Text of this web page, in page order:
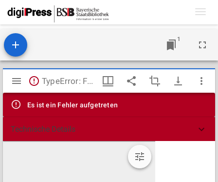
1
Mirador
Viewer
TypeError: Failed to fetch
Es ist ein Fehler aufgetreten
Technische Details